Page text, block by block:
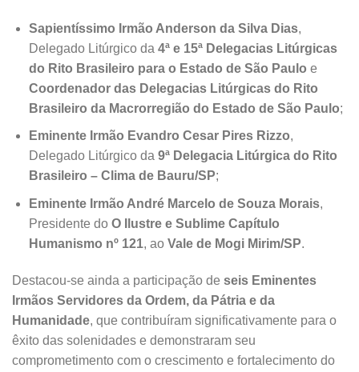
Sapientíssimo Irmão Anderson da Silva Dias,
Delegado Litúrgico da 4ª e 15ª Delegacias Litúrgicas
do Rito Brasileiro para o Estado de São Paulo e
Coordenador das Delegacias Litúrgicas do Rito
Brasileiro da Macrorregião do Estado de São Paulo;
Eminente Irmão Evandro Cesar Pires Rizzo,
Delegado Litúrgico da 9ª Delegacia Litúrgica do Rito
Brasileiro – Clima de Bauru/SP;
Eminente Irmão André Marcelo de Souza Morais,
Presidente do O Ilustre e Sublime Capítulo
Humanismo nº 121, ao Vale de Mogi Mirim/SP.
Destacou-se ainda a participação de seis Eminentes
Irmãos Servidores da Ordem, da Pátria e da
Humanidade, que contribuíram significativamente para o
êxito das solenidades e demonstraram seu
comprometimento com o crescimento e fortalecimento do